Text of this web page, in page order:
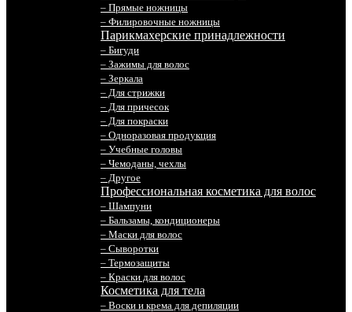
– Прямые ножницы
– Филировочные ножницы
Парикмахерские принадлежности
– Бигуди
– Зажимы для волос
– Зеркала
– Для стрижки
– Для причесок
– Для покраски
– Одноразовая продукция
– Учебные головы
– Чемоданы, чехлы
– Другое
Профессиональная косметика для волос
– Шампуни
– Бальзамы, кондиционеры
– Маски для волос
– Сыворотки
– Термозащиты
– Краски для волос
Косметика для тела
– Воски и крема для депиляции